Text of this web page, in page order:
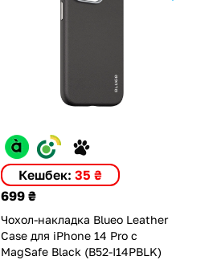
Кешбек:35 ₴
699 ₴
Чохол-накладка Blueo Leather
Case для iPhone 14 Pro с
MagSafe Black (B52-I14PBLK)